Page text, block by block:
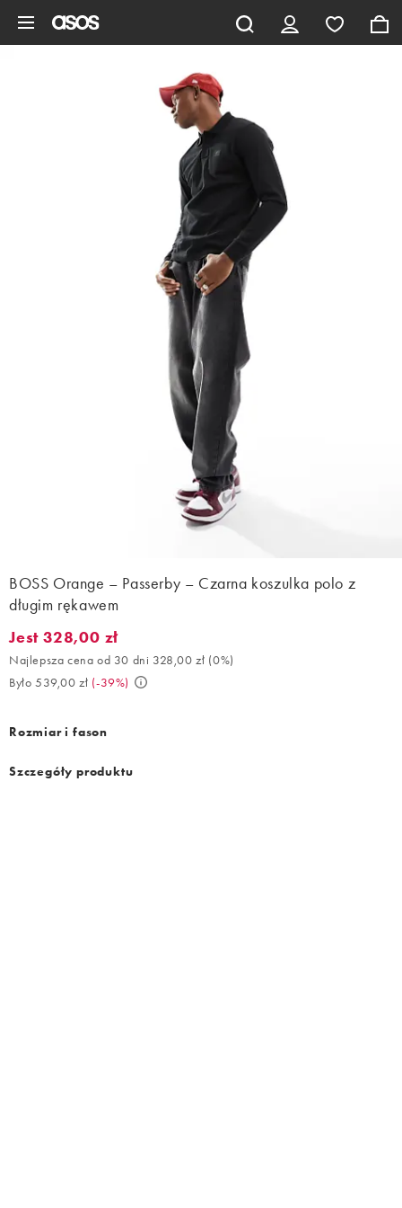
BOSS Orange – Passerby – Czarna koszulka polo z
długim rękawem
Jest 328,00 zł. Najlepsza cena od 30 dni 328,00 zł (0%). Było
Jest 328,00 zł
Najlepsza cena od 30 dni 328,00 zł (0%)
Było 539,00 zł (-39%)
Rozmiar i fason
Szczegóły produktu